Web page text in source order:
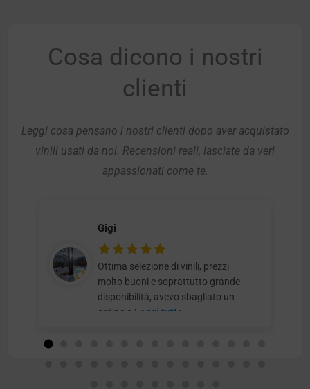
Cosa dicono i nostri
clienti
Leggi cosa pensano i nostri clienti dopo aver acquistato
vinili usati da noi. Recensioni reali, lasciate da veri
appassionati come te.
Gigi
Ottima selezione di vinili, prezzi
molto buoni e soprattutto grande
disponibilità, avevo sbagliato un
ordine e Leggi tutto